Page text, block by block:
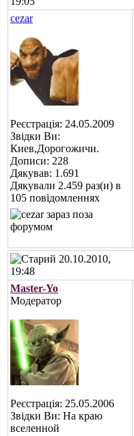
cezar
Реєстрація: 24.05.2009
Звідки Ви:
Киев,Дорогожичи.
Дописи: 228
Дякував: 1.691
Дякували 2.459 раз(и) в
105 повідомленнях
20.10.2010,
19:48
Master-Yo
Модератор
Реєстрація: 25.05.2006
Звідки Ви: На краю
вселенной